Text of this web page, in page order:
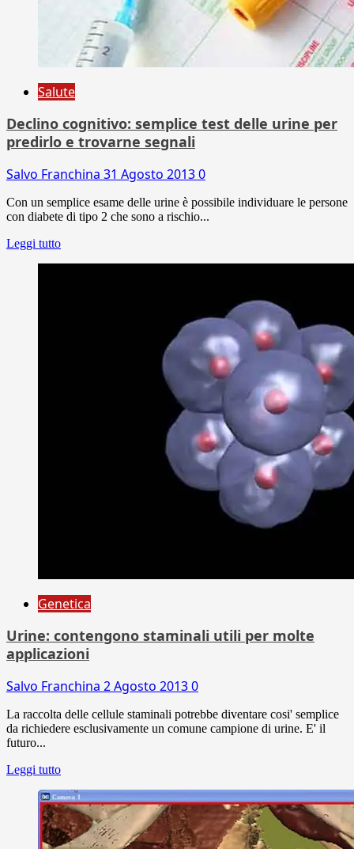
Salute
Declino cognitivo: semplice test delle urine per
predirlo e trovarne segnali
Salvo Franchina 31 Agosto 20130
Con un semplice esame delle urine è possibile individuare le persone
con diabete di tipo 2 che sono a rischio...
Leggi tutto
Genetica
Urine: contengono staminali utili per molte
applicazioni
Salvo Franchina 2 Agosto 20130
La raccolta delle cellule staminali potrebbe diventare cosi' semplice
da richiedere esclusivamente un comune campione di urine. E' il
futuro...
Leggi tutto